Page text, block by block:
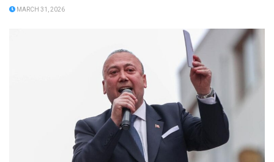
MARCH 31, 2026